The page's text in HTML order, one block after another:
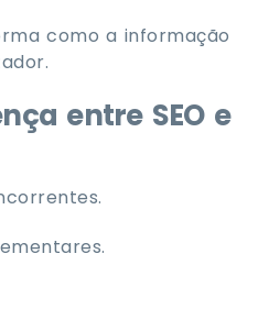
como a informação
entre SEO e